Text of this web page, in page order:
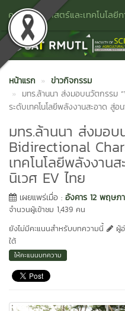
คณะวิทยาศาสตร์และเทคโนโลยี
หน้าแรก
ข่าวกิจกรรม
มทร.ล้านนา ส่งมอบนวัตกรรม
ระดับเทคโนโลยีพลังงานสะอาด สู่อ
มทร.ล้านนา ส่งมอบ
Bidirectional
เทคโนโลยีพลังงาน
นิเวศ EV ไทย
เผยแพร่เมื่อ : อังคาร 12 พฤษภ
จำนวนผู้เข้าชม 1,439 คน
ยังไม่มีคะแนนสำหรับบทความนี้
ผู้
ใต้
ให้คะแนนบทความ